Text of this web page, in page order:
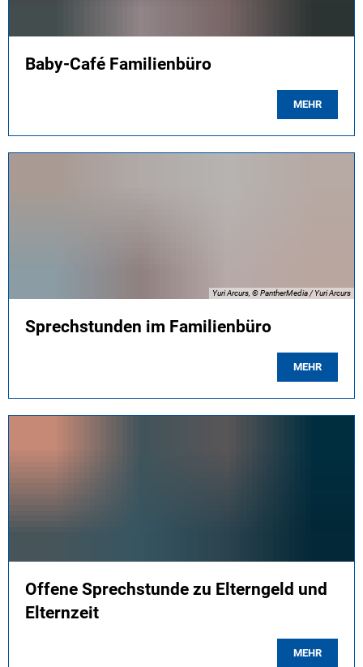
Baby-Café Familienbüro
MEHR
Yuri Arcurs, © PantherMedia / Yuri Arcurs
Sprechstunden im Familienbüro
MEHR
Offene Sprechstunde zu Elterngeld und
Elternzeit
MEHR